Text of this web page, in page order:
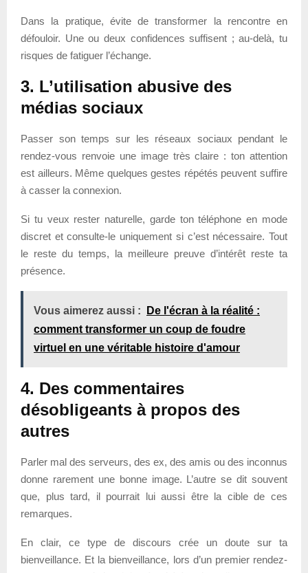
Dans la pratique, évite de transformer la rencontre en
défouloir. Une ou deux confidences suffisent ; au-delà, tu
risques de fatiguer l’échange.
3. L’utilisation abusive des
médias sociaux
Passer son temps sur les réseaux sociaux pendant le
rendez-vous renvoie une image très claire : ton attention
est ailleurs. Même quelques gestes répétés peuvent suffire
à casser la connexion.
Si tu veux rester naturelle, garde ton téléphone en mode
discret et consulte-le uniquement si c’est nécessaire. Tout
le reste du temps, la meilleure preuve d’intérêt reste ta
présence.
Vous aimerez aussi :
De l'écran à la réalité :
comment transformer un coup de foudre
virtuel en une véritable histoire d'amour
4. Des commentaires
désobligeants à propos des
autres
Parler mal des serveurs, des ex, des amis ou des inconnus
donne rarement une bonne image. L’autre se dit souvent
que, plus tard, il pourrait lui aussi être la cible de ces
remarques.
En clair, ce type de discours crée un doute sur ta
bienveillance. Et la bienveillance, lors d’un premier rendez-